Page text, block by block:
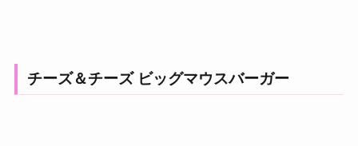
チーズ＆チーズ ビッグマウスバーガー